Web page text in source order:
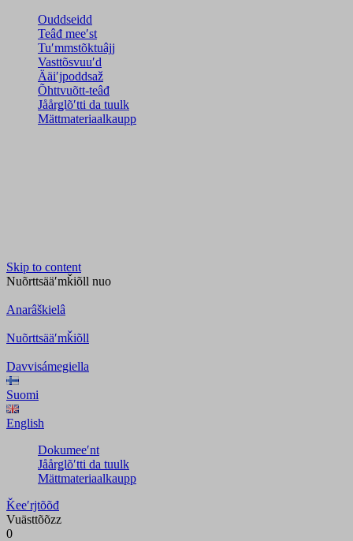
Ouddseidd
Teâđ meeʹst
Tuʹmmstõktuâjj
Vasttõsvuuʹd
Ääiʹjpoddsaž
Õhttvuõtt-teâđ
Jåårǥlõʹtti da tuulk
Mättmateriaalkaupp
Skip to content
Nuõrttsääʹmǩiõll nuo
Anarâškielâ
Nuõrttsääʹmǩiõll
Davvisámegiella
Suomi
English
Dokumeeʹnt
Jåårǥlõʹtti da tuulk
Mättmateriaalkaupp
Ǩeeʹrjtõõđ
Vuästtõõzz
0